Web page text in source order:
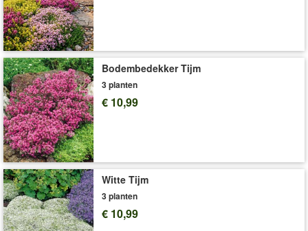
Levering omvat:10,5 cm-pot
'Paprika'
Plant- en Verzorgingstips
Bodembedekker Tijm
3 planten
€ 10,99
Witte Tijm
3 planten
€ 10,99